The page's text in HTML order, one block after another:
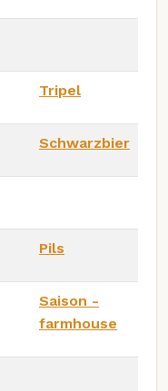
Tripel
Schwarzbier
Pils
Saison -
farmhouse